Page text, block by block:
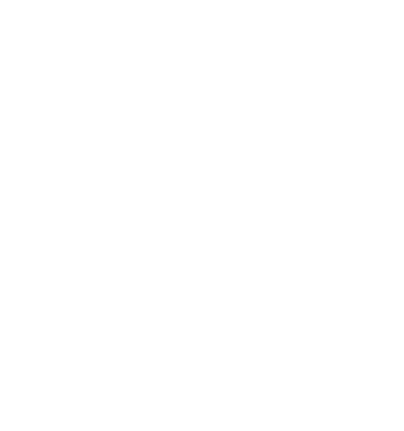
Implementación de la
seguimiento.